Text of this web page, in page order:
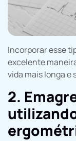
Incorporar esse
excelente
vida mais longa e
2.